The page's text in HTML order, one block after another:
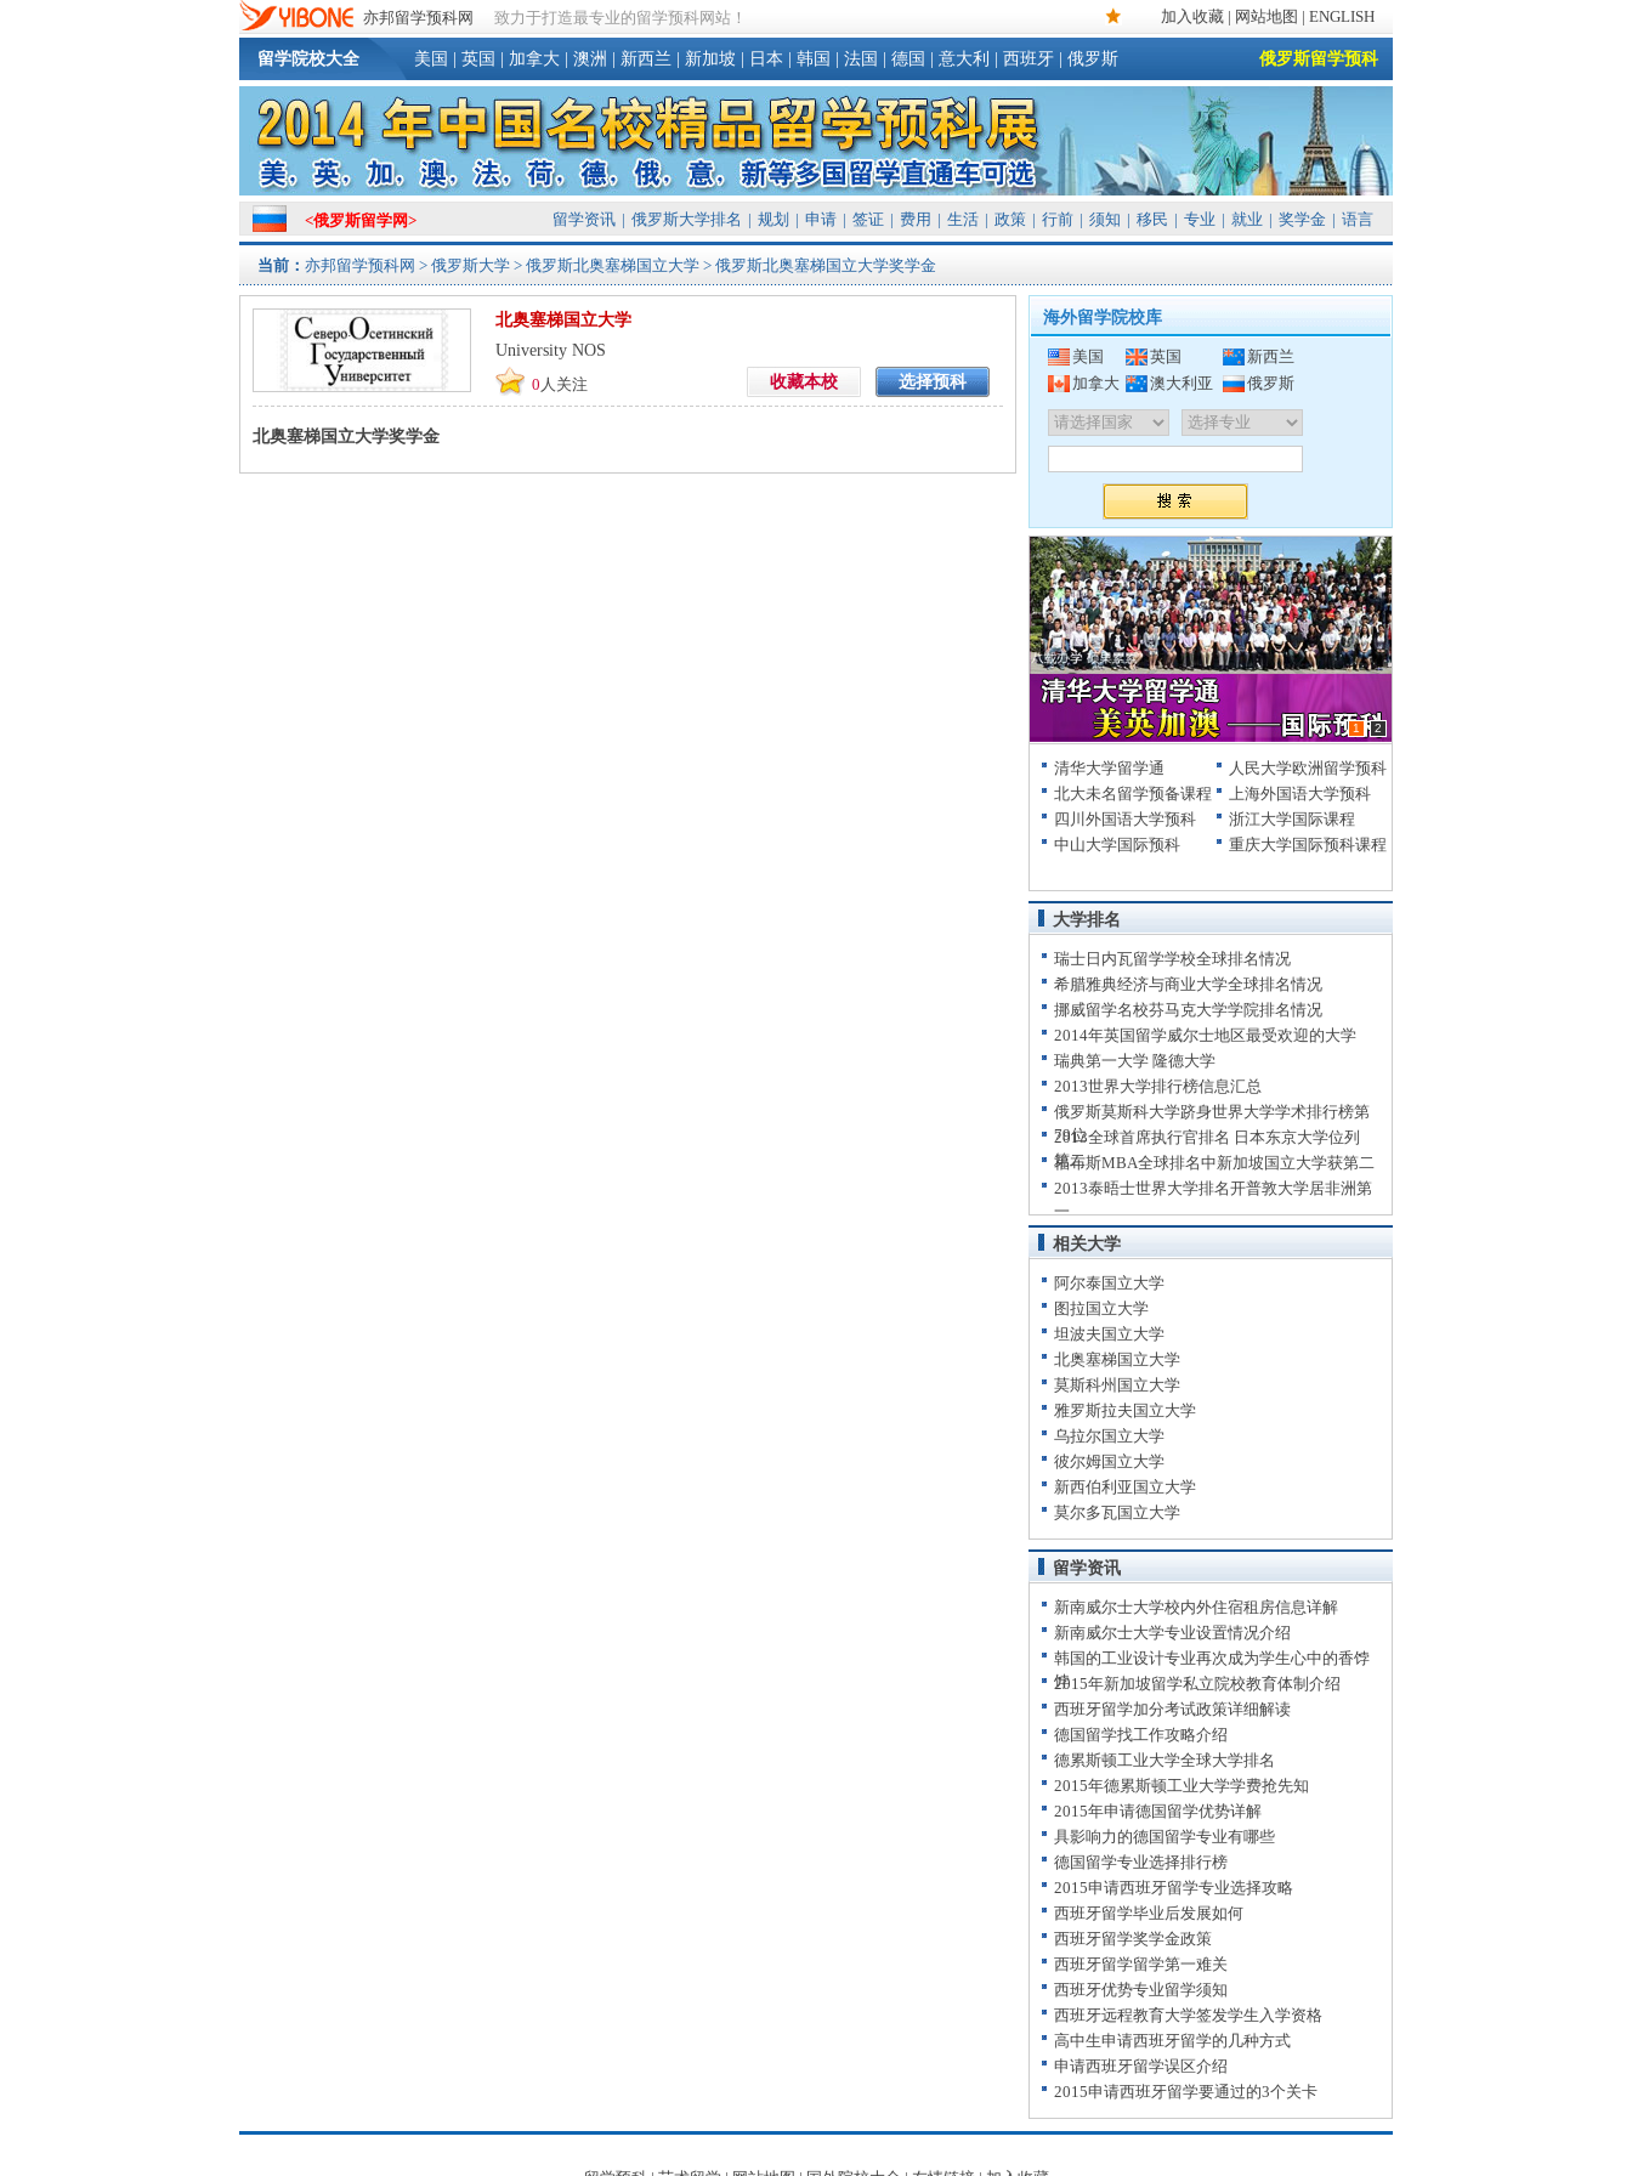
亦邦留学预科网 致力于打造最专业的留学预科网站！ 加入收藏 | 网站地图 | ENGLISH
留学院校大全 美国 英国 加拿大 澳洲 新西兰 新加坡 日本 韩国 法国 德国 意大利 西班牙 俄罗斯 俄罗斯留学预科
<俄罗斯留学网> 留学资讯 | 俄罗斯大学排名 | 规划 | 申请 | 签证 | 费用 | 生活 | 政策 | 行前 | 须知 | 移民 | 专业 | 就业 | 奖学金 | 语言
当前： 亦邦留学预科网 > 俄罗斯大学 > 俄罗斯北奥塞梯国立大学 > 俄罗斯北奥塞梯国立大学奖学金
北奥塞梯国立大学
University NOS
0 人关注 收藏本校 选择预科
北奥塞梯国立大学奖学金
海外留学院校库
美国 英国
新西兰
加拿大
澳大利亚 俄罗斯
1 2
清华大学留学通
人民大学欧洲留学预科
北大未名留学预备课程
上海外国语大学预科
四川外国语大学预科
浙江大学国际课程
中山大学国际预科
重庆大学国际预科课程
大学排名
瑞士日内瓦留学学校全球排名情况
希腊雅典经济与商业大学全球排名情况
挪威留学名校芬马克大学学院排名情况
2014年英国留学威尔士地区最受欢迎的大学
瑞典第一大学 隆德大学
2013世界大学排行榜信息汇总
俄罗斯莫斯科大学跻身世界大学学术排行榜第
79位
2013全球首席执行官排名 日本东京大学位列
第二
福布斯MBA全球排名中新加坡国立大学获第二
2013泰晤士世界大学排名开普敦大学居非洲第
一
相关大学
阿尔泰国立大学
图拉国立大学
坦波夫国立大学
北奥塞梯国立大学
莫斯科州国立大学
雅罗斯拉夫国立大学
乌拉尔国立大学
彼尔姆国立大学
新西伯利亚国立大学
莫尔多瓦国立大学
留学资讯
新南威尔士大学校内外住宿租房信息详解
新南威尔士大学专业设置情况介绍
韩国的工业设计专业再次成为学生心中的香饽
饽
2015年新加坡留学私立院校教育体制介绍
西班牙留学加分考试政策详细解读
德国留学找工作攻略介绍
德累斯顿工业大学全球大学排名
2015年德累斯顿工业大学学费抢先知
2015年申请德国留学优势详解
具影响力的德国留学专业有哪些
德国留学专业选择排行榜
2015申请西班牙留学专业选择攻略
西班牙留学毕业后发展如何
西班牙留学奖学金政策
西班牙留学留学第一难关
西班牙优势专业留学须知
西班牙远程教育大学签发学生入学资格
高中生申请西班牙留学的几种方式
申请西班牙留学误区介绍
2015申请西班牙留学要通过的3个关卡